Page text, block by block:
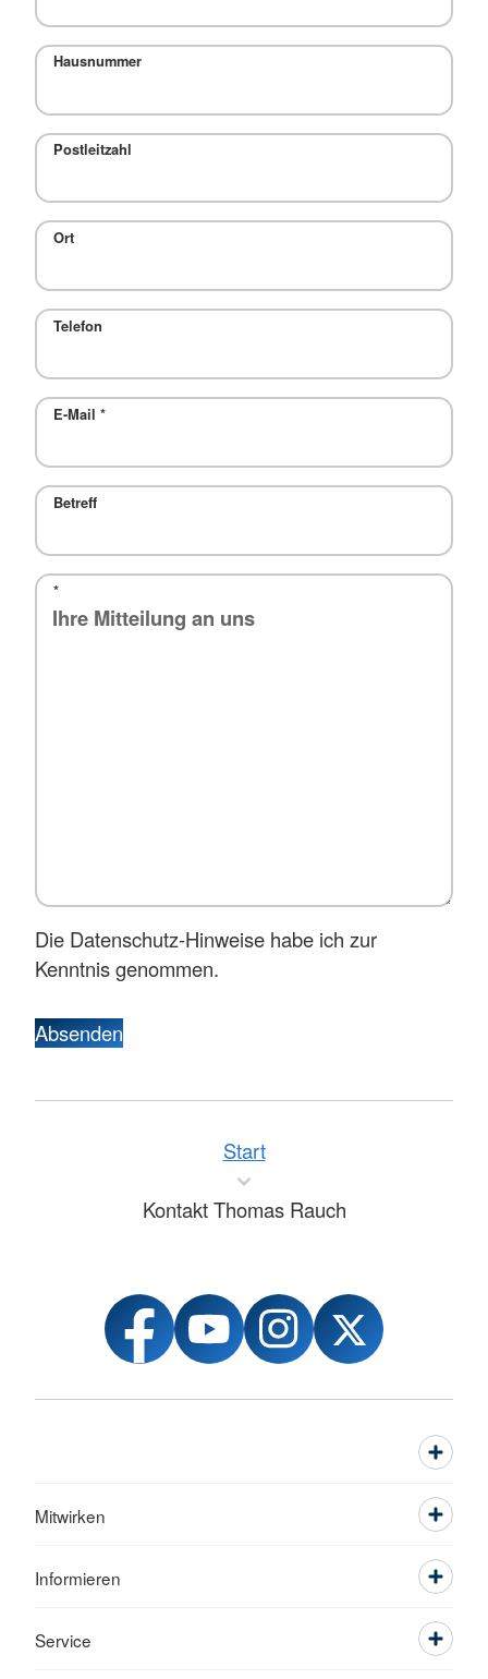
Hausnummer
Postleitzahl
Ort
Telefon
E-Mail *
Betreff
*
Die Datenschutz-Hinweise habe ich zur
Kenntnis genommen.
Absenden
Start
Kontakt Thomas Rauch
Mitwirken
Informieren
Service